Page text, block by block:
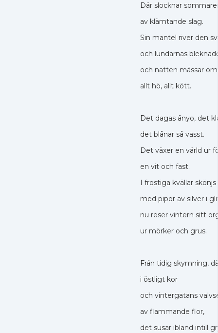
Där slocknar
av klämtande slag.
Sin mantel river den
och lundarnas
och natten mässar
allt hö, allt kött.
Det dagas ånyo, det
det blånar så vasst.
Det växer en värld ur
en vit och fast.
I frostiga kvällar
med pipor av silver i
nu reser vintern sitt
ur mörker och grus.
Från tidig skymning,
i östligt kor
och vintergatans
av flammande flor,
det susar ibland intill